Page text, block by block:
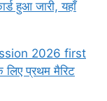
हुआ जारी, यहाँ
2026 first
लिए प्रथम मैरिट